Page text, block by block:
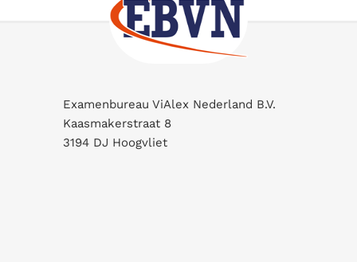
Examenbureau ViAlex Nederland B.V.
Kaasmakerstraat 8
3194 DJ Hoogvliet